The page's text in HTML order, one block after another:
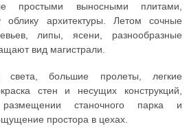
простыми выносными плитами,
облику архитектуры. Летом сочные
липы, ясени, разнообразные
вид магистрали.
света, большие пролеты, легкие
стен и несущих конструкций,
станочного парка и
простора в цехах.